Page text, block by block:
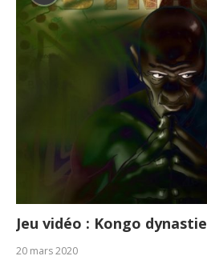
Jeu vidéo : Kongo dynastie
20 mars 2020